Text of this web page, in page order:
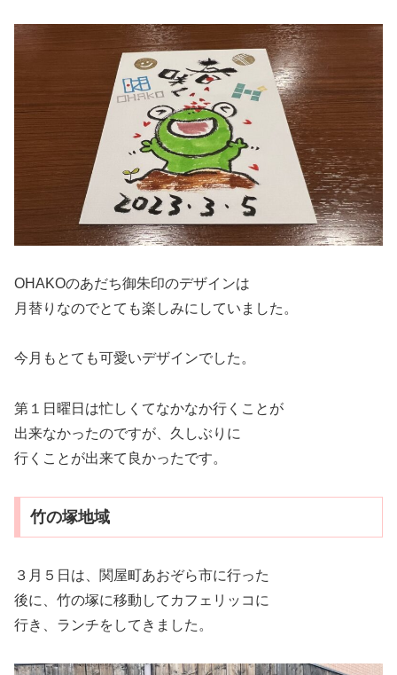
OHAKOのあだち御朱印のデザインは
月替りなのでとても楽しみにしていました。
今月もとても可愛いデザインでした。
第１日曜日は忙しくてなかなか行くことが
出来なかったのですが、久しぶりに
行くことが出来て良かったです。
竹の塚地域
３月５日は、関屋町あおぞら市に行った
後に、竹の塚に移動してカフェリッコに
行き、ランチをしてきました。